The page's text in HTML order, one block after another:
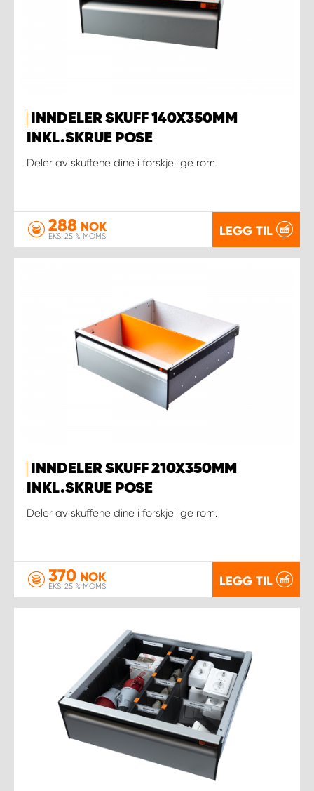
INNDELER SKUFF 140X350MM
INKL.SKRUE POSE
Deler av skuffene dine i forskjellige rom.
288 NOK
EKS. 25 % MOMS LEGG TIL
INNDELER SKUFF 210X350MM
INKL.SKRUE POSE
Deler av skuffene dine i forskjellige rom.
370 NOK
EKS. 25 % MOMS LEGG TIL